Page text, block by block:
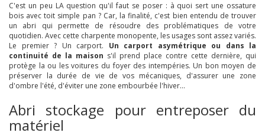
C'est un peu LA question qu'il faut se poser : à quoi sert une ossature
bois avec toit simple pan ? Car, la finalité, c'est bien entendu de trouver
un abri qui permette de résoudre des problématiques de votre
quotidien. Avec cette charpente monopente, les usages sont assez variés.
Le premier ? Un carport. Un carport asymétrique ou dans la
continuité de la maison s'il prend place contre cette dernière, qui
protège la ou les voitures du foyer des intempéries. Un bon moyen de
préserver la durée de vie de vos mécaniques, d'assurer une zone
d'ombre l'été, d'éviter une zone embourbée l'hiver...
Abri stockage pour entreposer du
matériel